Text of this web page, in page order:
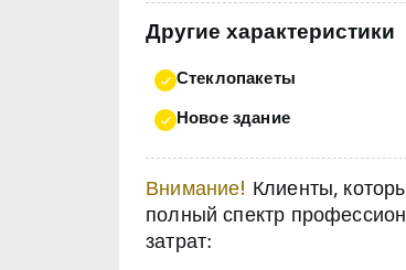
Другие характеристики
Стеклопакеты
Новое здание
Внимание!
Клиенты,
полный спектр
затрат: